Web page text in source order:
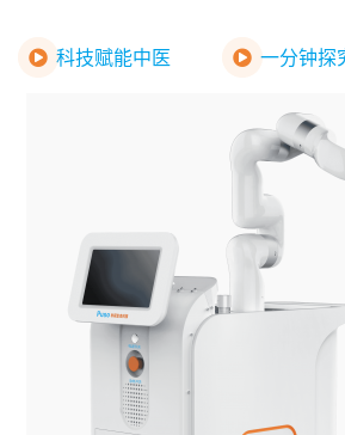
科技赋能中医 一分钟探